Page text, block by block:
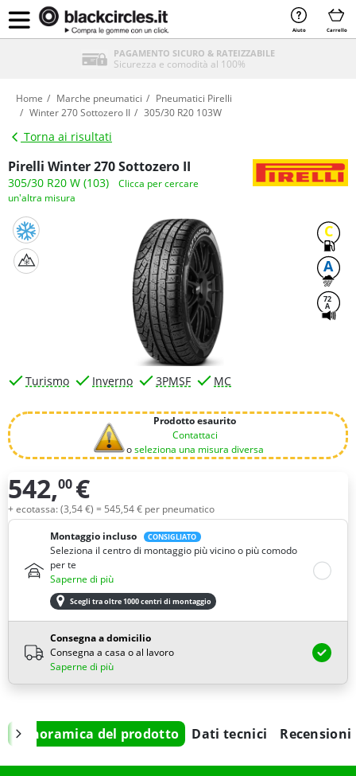
Aiuto Carrello
PAGAMENTO SICURO & RATEIZZABILE
Sicurezza e comodità al 100%
Home Marche pneumatici
Pneumatici Pirelli
Winter 270 Sottozero II
305/30 R20 103W
Torna ai risultati
Pirelli Winter 270 Sottozero II
305/30 R20 W (103)
Clicca per cercare
un'altra misura
C
A
72
A
Turismo Inverno 3PMSF MC
Prodotto esaurito
Contattaci
oseleziona una misura diversa
Quantità
542,00 €
+ ecotassa: (3,54€) = 545,54€ per pneumatico
Montaggio incluso
CONSIGLIATO
Seleziona il centro di montaggio più vicino o più comodo
per te
Saperne di più
Scegli tra oltre 1000 centri di montaggio
Consegna a domicilio
Consegna a casa o al lavoro
Saperne di più
Panoramica del prodotto Dati tecnici Recensioni